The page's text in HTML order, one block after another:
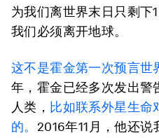
为我们离世界末日只剩
我们必须离开地球。
这不是霍金第一次预言世
年，霍金已经多次发出警
人类， 比如联系外星生命
的。 2016年11月，他还说